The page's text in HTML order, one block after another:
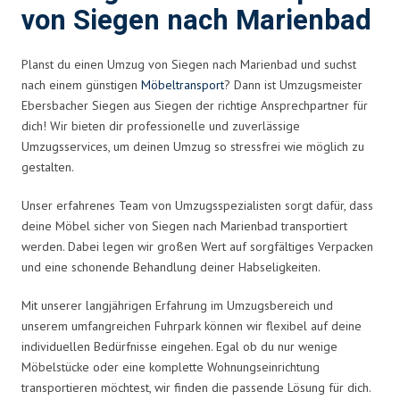
von Siegen nach Marienbad
Planst du einen Umzug von Siegen nach Marienbad und suchst
nach einem günstigen Möbeltransport? Dann ist Umzugsmeister
Ebersbacher Siegen aus Siegen der richtige Ansprechpartner für
dich! Wir bieten dir professionelle und zuverlässige
Umzugsservices, um deinen Umzug so stressfrei wie möglich zu
gestalten.
Unser erfahrenes Team von Umzugsspezialisten sorgt dafür, dass
deine Möbel sicher von Siegen nach Marienbad transportiert
werden. Dabei legen wir großen Wert auf sorgfältiges Verpacken
und eine schonende Behandlung deiner Habseligkeiten.
Mit unserer langjährigen Erfahrung im Umzugsbereich und
unserem umfangreichen Fuhrpark können wir flexibel auf deine
individuellen Bedürfnisse eingehen. Egal ob du nur wenige
Möbelstücke oder eine komplette Wohnungseinrichtung
transportieren möchtest, wir finden die passende Lösung für dich.